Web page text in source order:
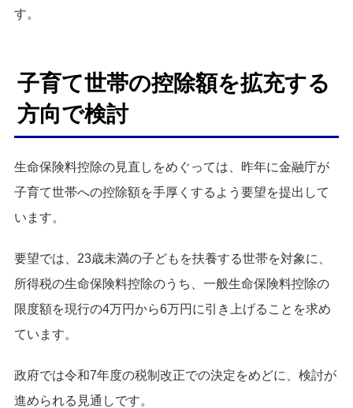
す。
子育て世帯の控除額を拡充する
方向で検討
生命保険料控除の見直しをめぐっては、昨年に金融庁が
子育て世帯への控除額を手厚くするよう要望を提出して
います。
要望では、23歳未満の子どもを扶養する世帯を対象に、
所得税の生命保険料控除のうち、一般生命保険料控除の
限度額を現行の4万円から6万円に引き上げることを求め
ています。
政府では令和7年度の税制改正での決定をめどに、検討が
進められる見通しです。